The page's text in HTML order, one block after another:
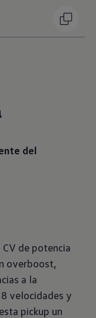
del
de potencia
overboost,
a la
velocidades y
pickup un